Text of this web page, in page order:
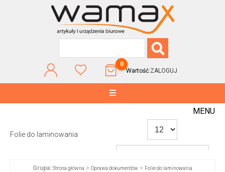
0
Wartość:ZALOGUJ
MENU
Folie do laminowania
Grupa: Strona główna > Oprawa dokumentów > Folie do laminowania